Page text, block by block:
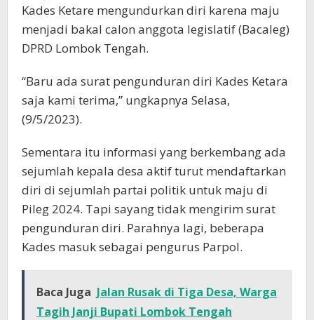
Kades Ketare mengundurkan diri karena maju
menjadi bakal calon anggota legislatif (Bacaleg)
DPRD Lombok Tengah.
“Baru ada surat pengunduran diri Kades Ketara
saja kami terima,” ungkapnya Selasa,
(9/5/2023).
Sementara itu informasi yang berkembang ada
sejumlah kepala desa aktif turut mendaftarkan
diri di sejumlah partai politik untuk maju di
Pileg 2024. Tapi sayang tidak mengirim surat
pengunduran diri. Parahnya lagi, beberapa
Kades masuk sebagai pengurus Parpol.
Baca Juga Jalan Rusak di Tiga Desa, Warga
Tagih Janji Bupati Lombok Tengah